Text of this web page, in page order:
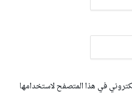
في هذا المتصفح لاستخدامها